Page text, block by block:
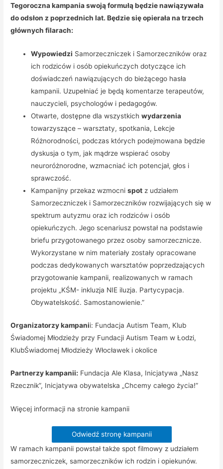
Tegoroczna kampania swoją formułą będzie nawiązywała
do odsłon z poprzednich lat. Będzie się opierała na trzech
głównych filarach:
Wypowiedzi Samorzeczniczek i Samorzeczników oraz
ich rodziców i osób opiekuńczych dotyczące ich
doświadczeń nawiązujących do bieżącego hasła
kampanii. Uzupełniać je będą komentarze terapeutów,
nauczycieli, psychologów i pedagogów.
Otwarte, dostępne dla wszystkichwydarzenia
towarzyszące – warsztaty, spotkania, Lekcje
Różnorodności, podczas których podejmowana będzie
dyskusja o tym, jak mądrze wspierać osoby
neuroróżnorodne, wzmacniać ich potencjał, głos i
sprawczość.
Kampanijny przekaz wzmocnispot z udziałem
Samorzeczniczek i Samorzeczników rozwijających się w
spektrum autyzmu oraz ich rodziców i osób
opiekuńczych. Jego scenariusz powstał na podstawie
briefu przygotowanego przez osoby samorzecznicze.
Wykorzystane w nim materiały zostały opracowane
podczas dedykowanych warsztatów poprzedzających
przygotowanie kampanii, realizowanych w ramach
projektu „KŚM- inkluzja NIE iluzja. Partycypacja.
Obywatelskość. Samostanowienie.”
Organizatorzy kampanii: Fundacja Autism Team, Klub
Świadomej Młodzieży przy Fundacji Autism Team w Łodzi,
KlubŚwiadomej Młodzieży Włocławek i okolice
Partnerzy kampanii: Fundacja Ale Klasa, Inicjatywa „Nasz
Rzecznik”, Inicjatywa obywatelska „Chcemy całego życia!”
Więcej informacji na stronie kampanii
Odwiedź stronę kampanii
W ramach kampanii powstał także spot filmowy z udziałem
samorzeczniczek, samorzeczników ich rodzin i opiekunów.